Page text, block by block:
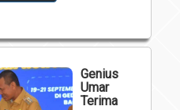
Genius
Umar
Terima